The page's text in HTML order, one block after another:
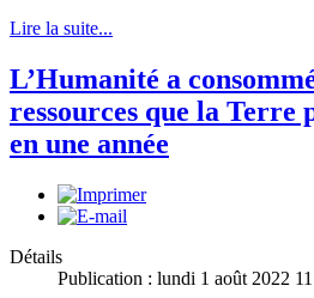
Lire la suite...
L’Humanité a
ressources que la Terre
en une année
Détails
Publication : lundi 1 août 2022